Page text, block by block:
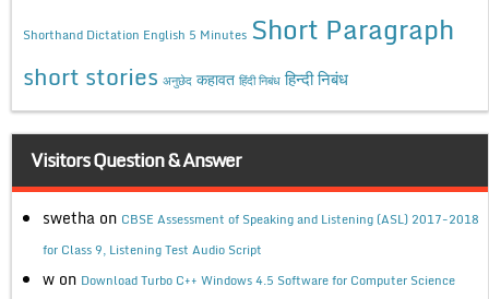
Shorthand Dictation English 5 Minutes Short Paragraph
short stories अनुछेद कहावत हिंदी निबंध हिन्दी निबंध
Visitors Question & Answer
swetha on CBSE Assessment of Speaking and Listening (ASL) 2017-2018
for Class 9, Listening Test Audio Script
w on Download Turbo C++ Windows 4.5 Software for Computer Science